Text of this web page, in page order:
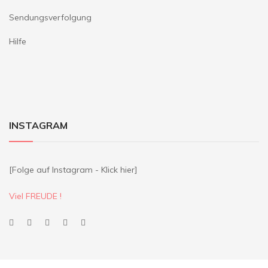
Sendungsverfolgung
Hilfe
INSTAGRAM
[Folge auf Instagram - Klick hier]
Viel FREUDE !